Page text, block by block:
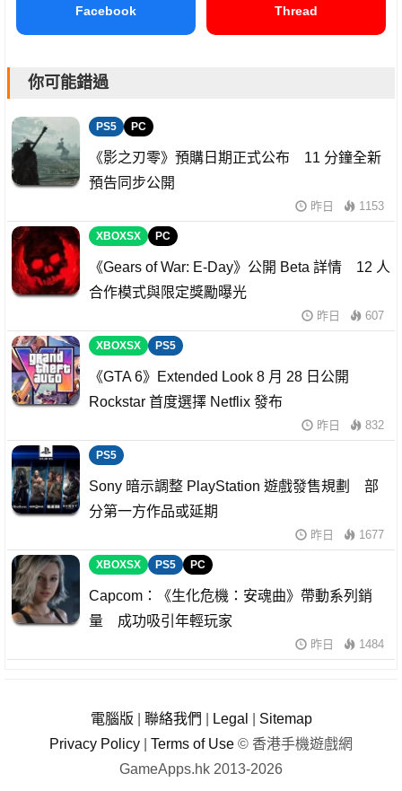
Facebook Thread
你可能錯過
PS5 PC
《影之刃零》預購日期正式公布 11 分鐘全新
預告同步公開
昨日 1153
XBOXSX PC
《Gears of War: E-Day》公開 Beta 詳情 12 人
合作模式與限定獎勵曝光
昨日 607
XBOXSX PS5
《GTA 6》Extended Look 8 月 28 日公開
Rockstar 首度選擇 Netflix 發布
昨日 832
PS5
Sony 暗示調整 PlayStation 遊戲發售規劃 部
分第一方作品或延期
昨日 1677
XBOXSX PS5 PC
Capcom：《生化危機：安魂曲》帶動系列銷
量 成功吸引年輕玩家
昨日 1484
電腦版 聯絡我們 Legal
Sitemap
Privacy Policy
Terms of Use © 香港手機遊戲網
GameApps.hk 2013-2026